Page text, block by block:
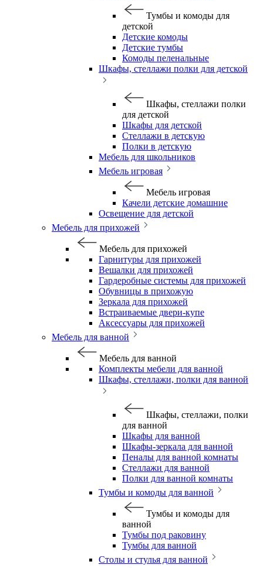
Тумбы и комоды для
детской
Детские комоды
Детские тумбы
Комоды пеленальные
Шкафы, стеллажи полки для детской
Шкафы, стеллажи полки
для детской
Шкафы для детской
Стеллажи в детскую
Полки в детскую
Мебель для школьников
Мебель игровая
Мебель игровая
Качели детские домашние
Освещение для детской
Мебель для прихожей
Мебель для прихожей
Гарнитуры для прихожей
Вешалки для прихожей
Гардеробные системы для прихожей
Обувницы в прихожую
Зеркала для прихожей
Встраиваемые двери-купе
Аксессуары для прихожей
Мебель для ванной
Мебель для ванной
Комплекты мебели для ванной
Шкафы, стеллажи, полки для ванной
Шкафы, стеллажи, полки
для ванной
Шкафы для ванной
Шкафы-зеркала для ванной
Пеналы для ванной комнаты
Стеллажи для ванной
Полки для ванной комнаты
Тумбы и комоды для ванной
Тумбы и комоды для
ванной
Тумбы под раковину
Тумбы для ванной
Столы и стулья для ванной